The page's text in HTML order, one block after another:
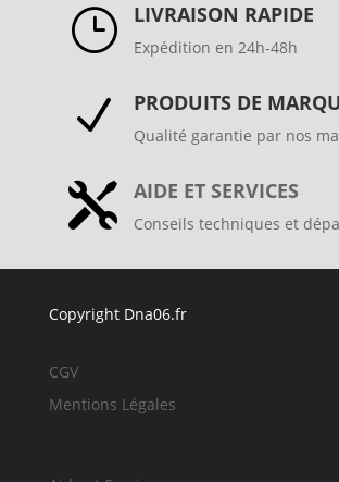
} LIVRAISON RAPIDE
Expédition en 24h-48h
N PRODUITS DE
Qualité garantie par nos
 AIDE ET SERVICES
Conseils techniques et
Copyright Dna06.fr
CGV
Mentions Légales